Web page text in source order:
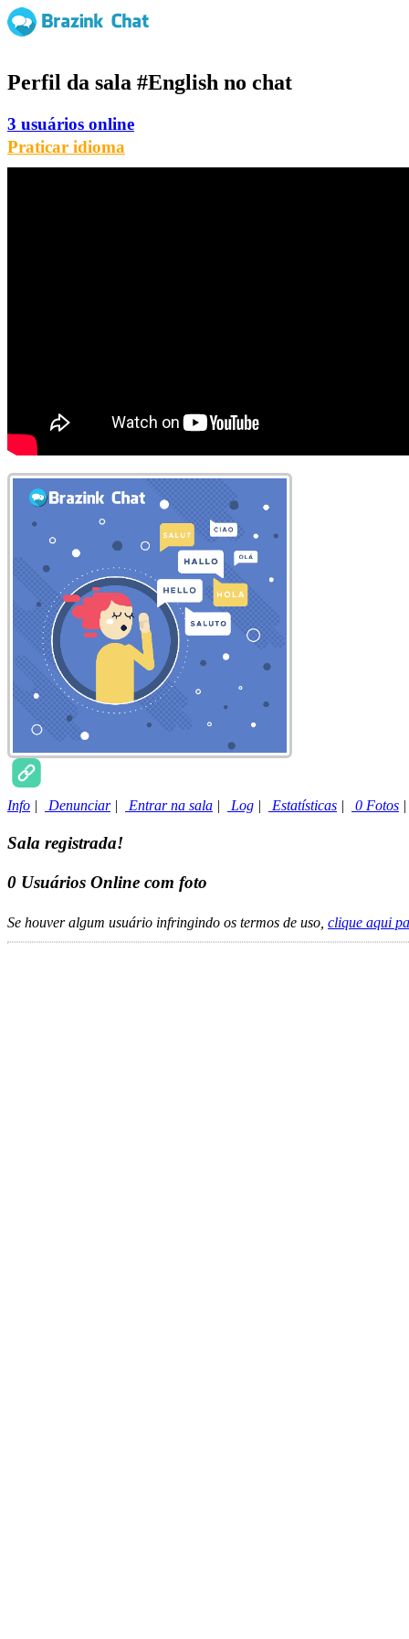
Perfil da sala #English no chat
3 usuários online
Praticar idioma
Info | Denunciar| Entrar na sala | Log | Estatísticas | 0 Fotos
Sala registrada!
0 Usuários Online com foto
Se houver algum usuário infringindo os termos de uso, clique aqui